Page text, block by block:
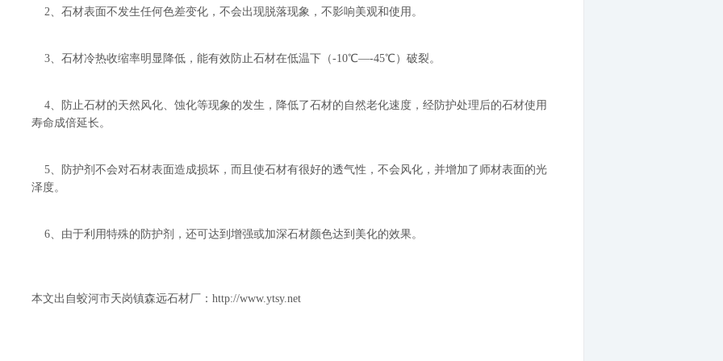
2、石材表面不发生任何色差变化，不会出现脱落现象，不影响美观和使用。
3、石材冷热收缩率明显降低，能有效防止石材在低温下（-10℃—-45℃）破裂。
4、防止石材的天然风化、蚀化等现象的发生，降低了石材的自然老化速度，经防护处理后的石材使用
寿命成倍延长。
5、防护剂不会对石材表面造成损坏，而且使石材有很好的透气性，不会风化，并增加了师材表面的光
泽度。
6、由于利用特殊的防护剂，还可达到增强或加深石材颜色达到美化的效果。
本文出自蛟河市天岗镇森远石材厂： http://www.ytsy.net